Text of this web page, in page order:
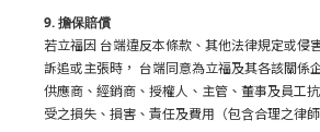
9. 擔保賠償
若立福因 台端違反本條款、其他法律規定或侵
訴追或主張時， 台端同意為立福及其各該關係
供應商、經銷商、授權人、主管、董事及員工
受之損失、損害、責任及費用（包含合理之律